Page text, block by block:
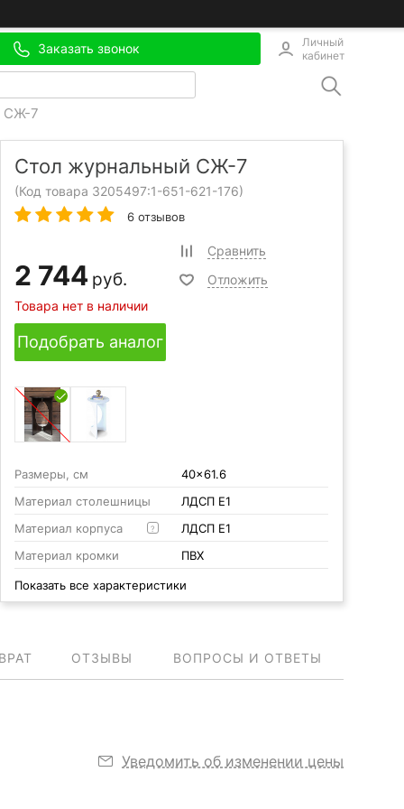
Заказать звонок
Личный
кабинет
СЖ-7
Стол журнальный СЖ-7
(Код товара 3205497:1-651-621-176)
6 отзывов
2 744 руб.
Товара нет в наличии
Сравнить
Отложить
Подобрать аналог
Размеры, см
40x61.6
Материал столешницы
ЛДСП Е1
Материал корпуса
?
ЛДСП Е1
Материал кромки
ПВХ
Показать все характеристики
ОТЗЫВЫ ВОПРОСЫ И ОТВЕТЫ
Уведомить об изменении цены